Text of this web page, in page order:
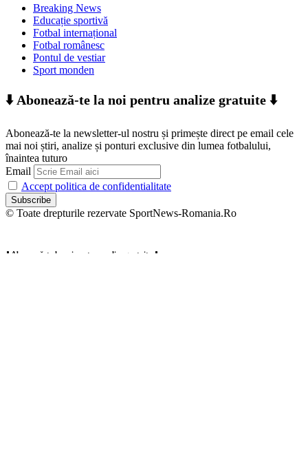
Breaking News
Educație sportivă
Fotbal internațional
Fotbal românesc
Pontul de vestiar
Sport monden
⬇️ Abonează-te la noi pentru analize gratuite ⬇️
Abonează-te la newsletter-ul nostru și primește direct pe email cele
mai noi știri, analize și ponturi exclusive din lumea fotbalului,
înaintea tuturo
Email
Accept politica de confidentialitate
© Toate drepturile rezervate SportNews-Romania.Ro
⬇️ Abonează-te la noi pentru analize gratuite ⬇️